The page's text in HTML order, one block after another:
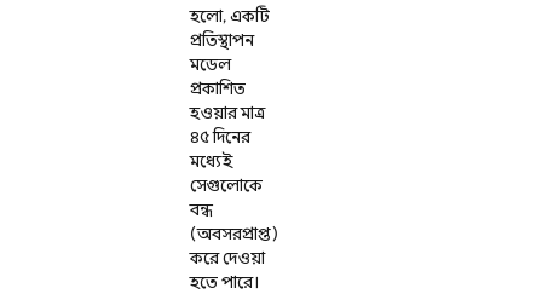
হলো, একটি
প্রতিস্থাপন
মডেল
প্রকাশিত
হওয়ার মাত্র
৪৫ দিনের
মধ্যেই
সেগুলোকে
বন্ধ
(অবসরপ্রাপ্ত)
করে দেওয়া
হতে পারে।